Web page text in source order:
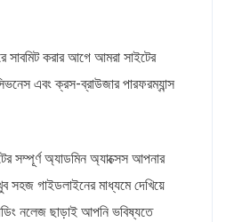
সাবমিট করার আগে আমরা সাইটের
এবং ক্রস-ব্রাউজার পারফরম্যান্স
সম্পূর্ণ অ্যাডমিন অ্যাক্সেস আপনার
সহজ গাইডলাইনের মাধ্যমে দেখিয়ে
নলেজ ছাড়াই আপনি ভবিষ্যতে